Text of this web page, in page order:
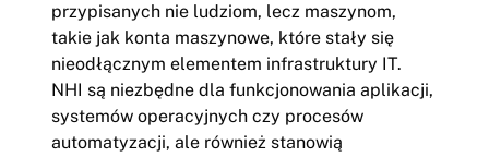
przypisanych nie ludziom, lecz maszynom,
takie jak konta maszynowe, które stały się
nieodłącznym elementem infrastruktury IT.
NHI są niezbędne dla funkcjonowania aplikacji,
systemów operacyjnych czy procesów
automatyzacji, ale również stanowią